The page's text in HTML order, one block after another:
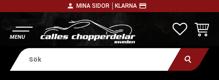
person MINA SIDOR │ KLARNA payment